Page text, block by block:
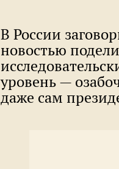
В России
новостью
уровень —
даже сам